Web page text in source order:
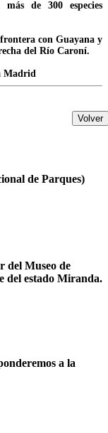
de 300 especies
con Guayana y
del Río Caroní.
Madrid
Volver
de Parques)
del Museo de
del estado Miranda.
a la